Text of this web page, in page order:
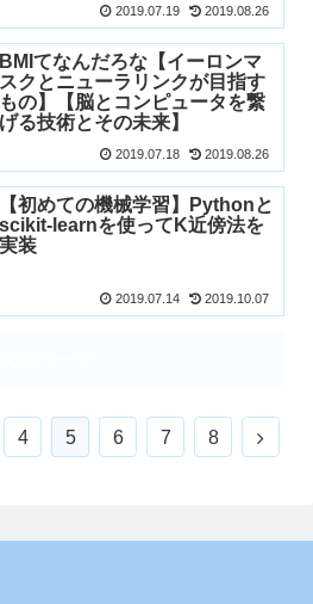
2019.07.19 2019.08.26
BMIてなんだろな【イーロンマ
スクとニューラリンクが目指す
もの】【脳とコンピュータを繋
げる技術とその未来】
2019.07.18 2019.08.26
【初めての機械学習】Pythonと
scikit-learnを使ってK近傍法を
実装
2019.07.14 2019.10.07
4 5 6 7 8